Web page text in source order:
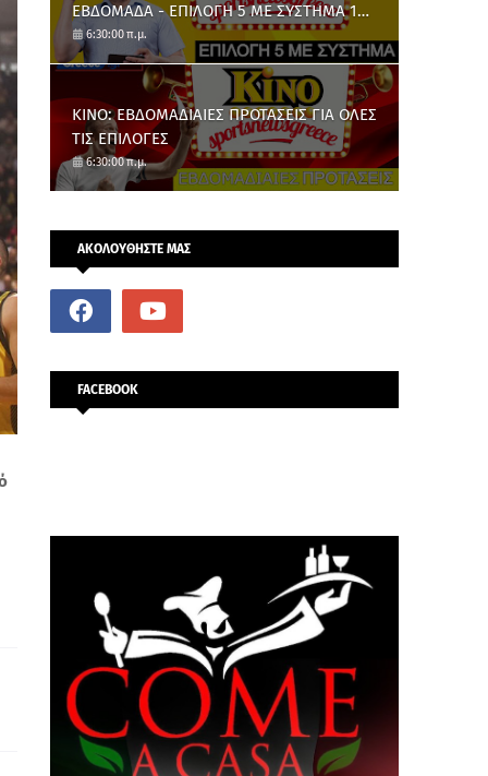
ΕΒΔΟΜΑΔΑ - ΕΠΙΛΟΓΗ 5 ΜΕ ΣΥΣΤΗΜΑ 10
ΑΡΙΘΜΩΝ
6:30:00 π.μ.
ΚΙΝΟ: ΕΒΔΟΜΑΔΙΑΙΕΣ ΠΡΟΤΑΣΕΙΣ ΓΙΑ ΟΛΕΣ
ΤΙΣ ΕΠΙΛΟΓΕΣ
6:30:00 π.μ.
ΑΚΟΛΟΥΘΗΣΤΕ ΜΑΣ
FACEBOOK